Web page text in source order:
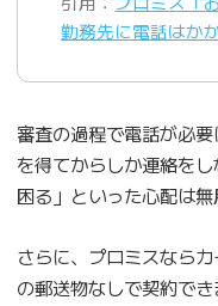
勤務先に電話はか
審査の過程で電話が必
を得てからしか連絡を
困る」といった心配は無
さらに、プロミスなら
の郵送物なしで契約でき